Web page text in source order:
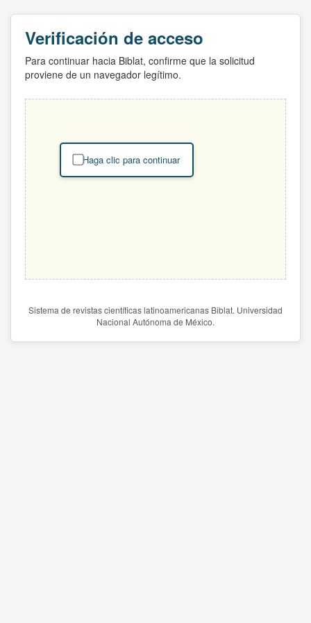
Verificación de acceso
Para continuar hacia Biblat, confirme que la solicitud
proviene de un navegador legítimo.
Haga clic para continuar
Sistema de revistas científicas latinoamericanas Biblat. Universidad
Nacional Autónoma de México.